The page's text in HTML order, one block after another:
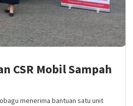
CSR Mobil Sampah
menerima bantuan satu unit